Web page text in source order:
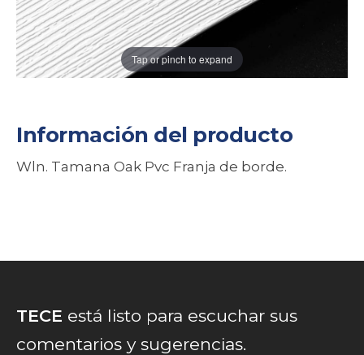
Tap or pinch to expand
Información del producto
Wln. Tamana Oak Pvc Franja de borde.
TECE está listo para escuchar sus
comentarios y sugerencias.